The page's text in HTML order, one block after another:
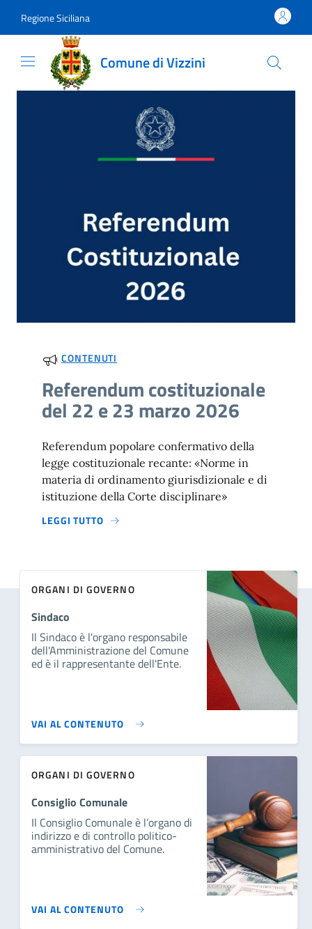
Regione Siciliana
Comune di Vizzini
CONTENUTI
Referendum costituzionale
del 22 e 23 marzo 2026
Referendum popolare confermativo della
legge costituzionale recante: «Norme in
materia di ordinamento giurisdizionale e di
istituzione della Corte disciplinare»
LEGGI TUTTO
ORGANI DI GOVERNO
Sindaco
Il Sindaco è l'organo responsabile
dell'Amministrazione del Comune
ed è il rappresentante dell'Ente.
VAI AL CONTENUTO
ORGANI DI GOVERNO
Consiglio Comunale
Il Consiglio Comunale è l’organo di
indirizzo e di controllo politico-
amministrativo del Comune.
VAI AL CONTENUTO